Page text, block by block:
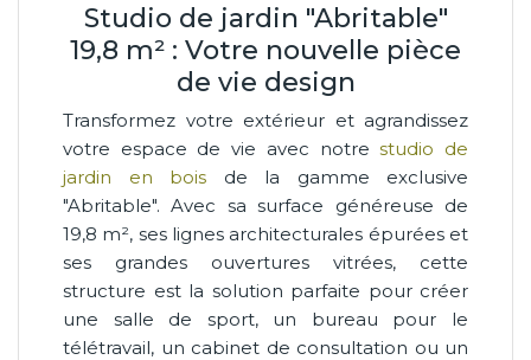
Studio de jardin "Abritable"
19,8 m² : Votre nouvelle pièce
de vie design
Transformez votre extérieur et agrandissez
votre espace de vie avec notrestudio de
jardin en bois de la gamme exclusive
"Abritable". Avec sa surface généreuse de
19,8 m², ses lignes architecturales épurées et
ses grandes ouvertures vitrées, cette
structure est la solution parfaite pour créer
une salle de sport, un bureau pour le
télétravail, un cabinet de consultation ou un